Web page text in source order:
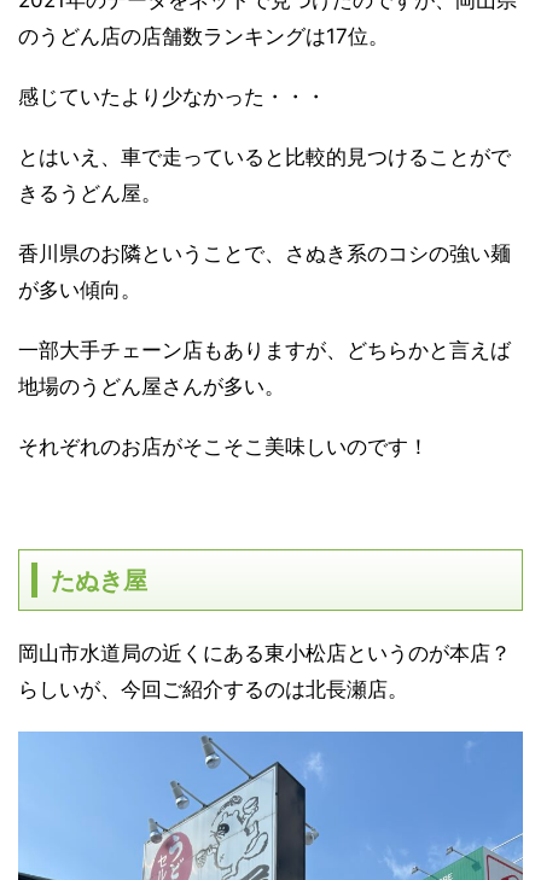
のうどん店の店舗数ランキングは17位。
感じていたより少なかった・・・
とはいえ、車で走っていると比較的見つけることがで
きるうどん屋。
香川県のお隣ということで、さぬき系のコシの強い麺
が多い傾向。
一部大手チェーン店もありますが、どちらかと言えば
地場のうどん屋さんが多い。
それぞれのお店がそこそこ美味しいのです！
たぬき屋
岡山市水道局の近くにある東小松店というのが本店？
らしいが、今回ご紹介するのは北長瀬店。